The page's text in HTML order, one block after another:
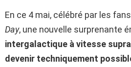
En ce 4 mai, célébré par les
Day, une nouvelle surprenante
intergalactique à vitesse
devenir techniquement